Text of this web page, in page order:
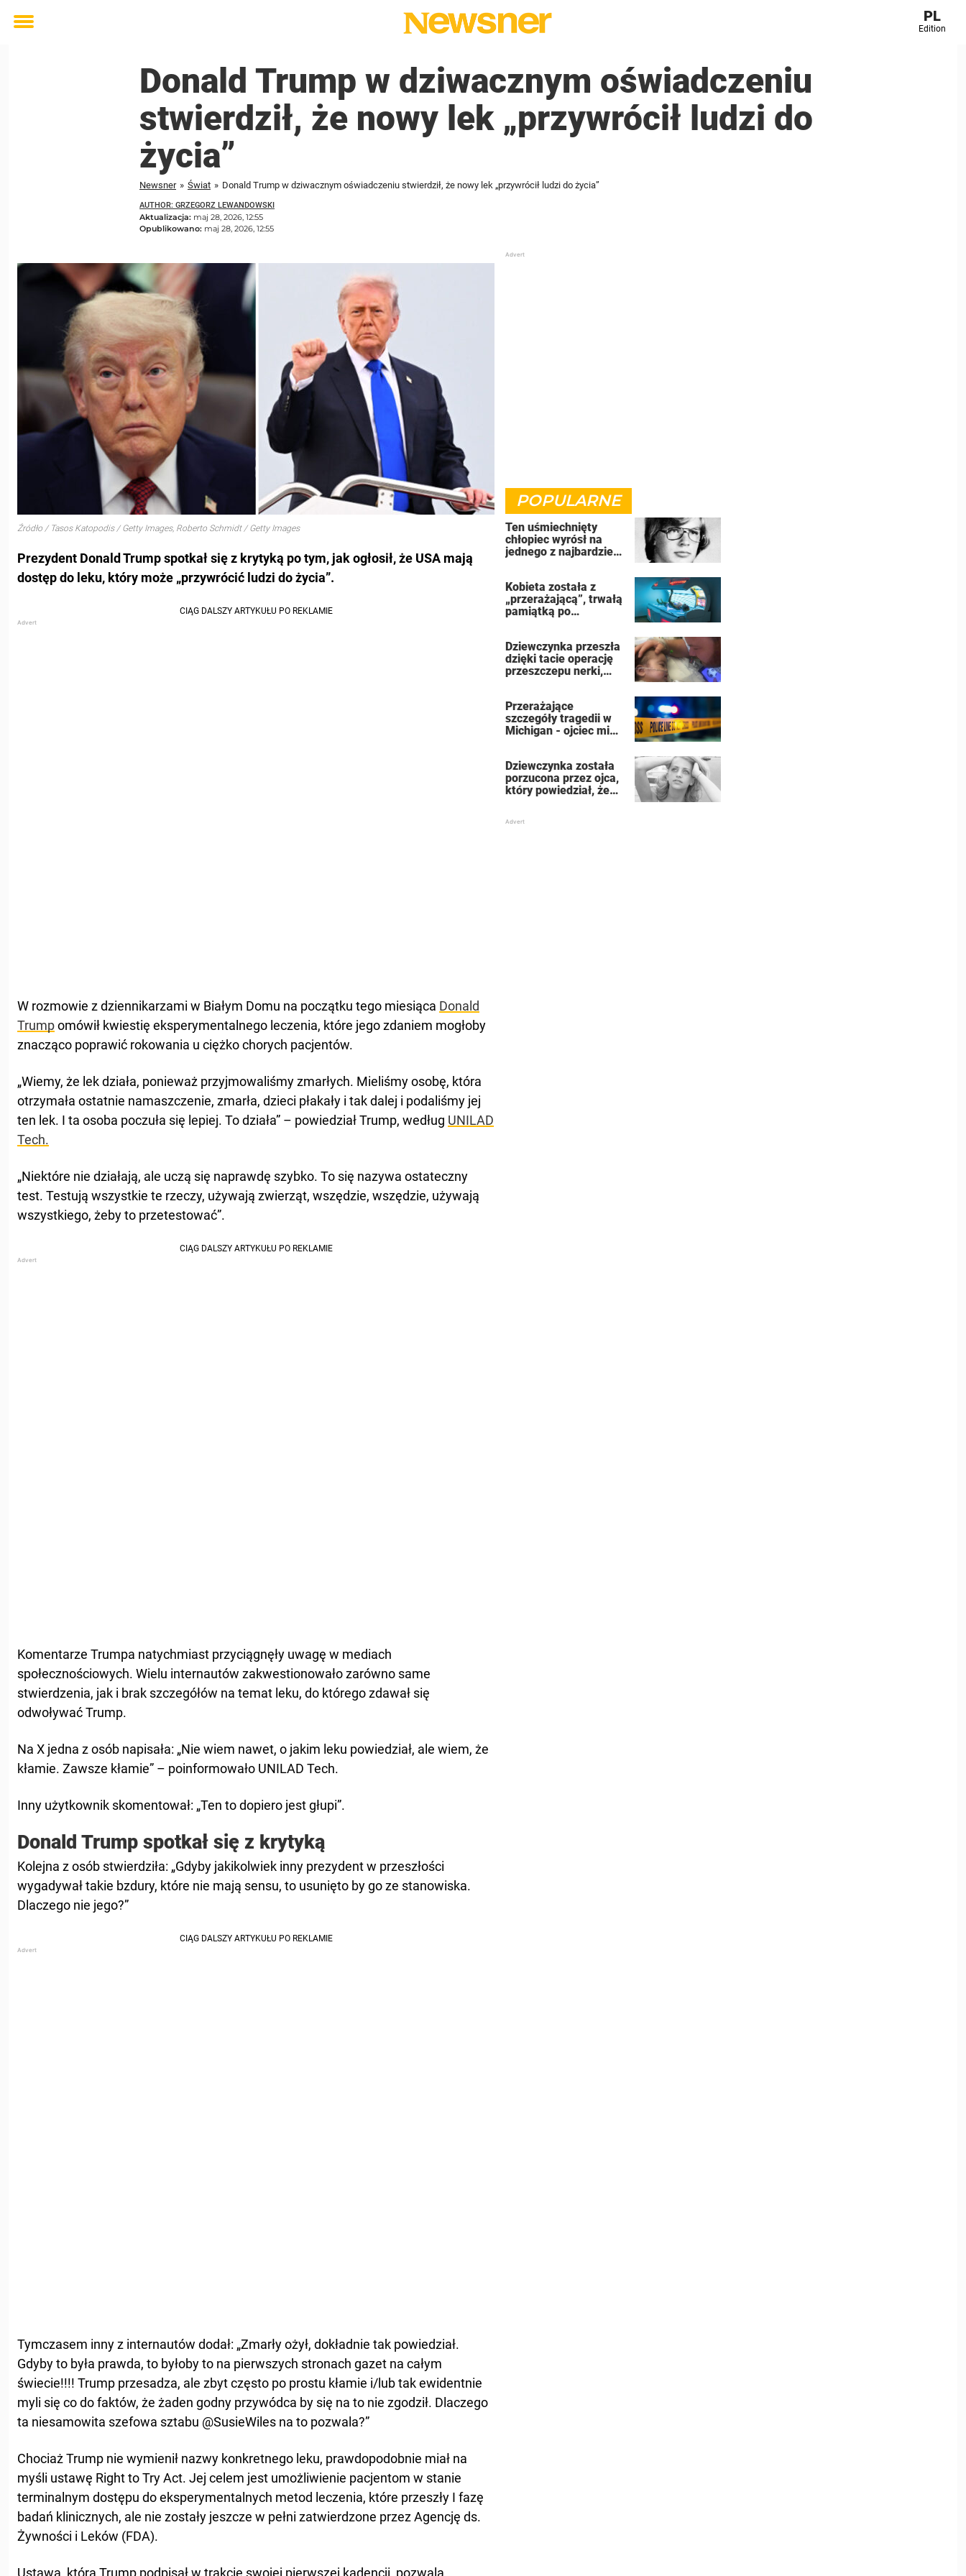
Toggle
PL
Edition
Donald Trump w dziwacznym oświadczeniu
stwierdził, że nowy lek „przywrócił ludzi do
życia”
Newsner » Świat » Donald Trump w dziwacznym oświadczeniu stwierdził, że nowy lek „przywrócił ludzi do życia”
AUTHOR: GRZEGORZ LEWANDOWSKI
Aktualizacja: maj 28, 2026, 12:55
Opublikowano: maj 28, 2026, 12:55
Źródło / Tasos Katopodis / Getty Images, Roberto Schmidt / Getty Images
Prezydent Donald Trump spotkał się z krytyką po tym, jak ogłosił, że USA mają
dostęp do leku, który może „przywrócić ludzi do życia”.
W rozmowie z dziennikarzami w Białym Domu na początku tego miesiąca Donald
Trumpomówił kwiestię eksperymentalnego leczenia, które jego zdaniem mogłoby
znacząco poprawić rokowania u ciężko chorych pacjentów.
„Wiemy, że lek działa, ponieważ przyjmowaliśmy zmarłych. Mieliśmy osobę, która
otrzymała ostatnie namaszczenie, zmarła, dzieci płakały i tak dalej i podaliśmy jej
ten lek. I ta osoba poczuła się lepiej. To działa” – powiedział Trump, według UNILAD
Tech.
„Niektóre nie działają, ale uczą się naprawdę szybko. To się nazywa ostateczny
test. Testują wszystkie te rzeczy, używają zwierząt, wszędzie, wszędzie, używają
wszystkiego, żeby to przetestować”.
Komentarze Trumpa natychmiast przyciągnęły uwagę w mediach
społecznościowych. Wielu internautów zakwestionowało zarówno same
stwierdzenia, jak i brak szczegółów na temat leku, do którego zdawał się
odwoływać Trump.
Na X jedna z osób napisała: „Nie wiem nawet, o jakim leku powiedział, ale wiem, że
kłamie. Zawsze kłamie” – poinformowało UNILAD Tech.
Inny użytkownik skomentował: „Ten to dopiero jest głupi”.
Donald Trump spotkał się z krytyką
Kolejna z osób stwierdziła: „Gdyby jakikolwiek inny prezydent w przeszłości
wygadywał takie bzdury, które nie mają sensu, to usunięto by go ze stanowiska.
Dlaczego nie jego?”
Tymczasem inny z internautów dodał: „Zmarły ożył, dokładnie tak powiedział.
Gdyby to była prawda, to byłoby to na pierwszych stronach gazet na całym
świecie!!!! Trump przesadza, ale zbyt często po prostu kłamie i/lub tak ewidentnie
myli się co do faktów, że żaden godny przywódca by się na to nie zgodził. Dlaczego
ta niesamowita szefowa sztabu @SusieWiles na to pozwala?”
Chociaż Trump nie wymienił nazwy konkretnego leku, prawdopodobnie miał na
myśli ustawę Right to Try Act. Jej celem jest umożliwienie pacjentom w stanie
terminalnym dostępu do eksperymentalnych metod leczenia, które przeszły I fazę
badań klinicznych, ale nie zostały jeszcze w pełni zatwierdzone przez Agencję ds.
Żywności i Leków (FDA).
POPULARNE
Ten uśmiechnięty
chłopiec wyrósł na
jednego z najbardziej
Kobieta została z
„przerażającą”, trwałą
pamiątką po
Dziewczynka przeszła
dzięki tacie operację
przeszczepu nerki,
Przerażające
szczegóły tragedii w
Michigan - ojciec miał
siebie
Dziewczynka została
porzucona przez ojca,
który powiedział, że
znaną aktorką